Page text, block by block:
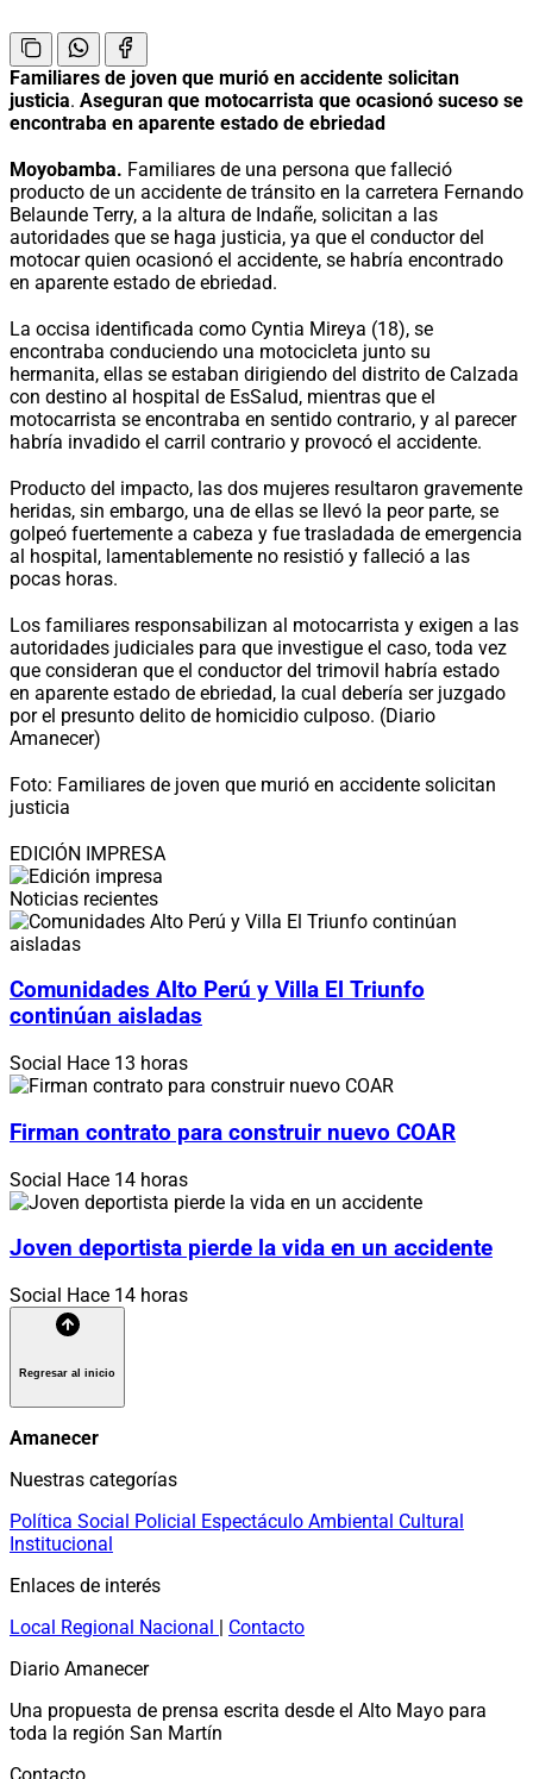
Familiares de joven que murió en accidente solicitan
justicia. Aseguran que motocarrista que ocasionó suceso se
encontraba en aparente estado de ebriedad
Moyobamba. Familiares de una persona que falleció
producto de un accidente de tránsito en la carretera Fernando
Belaunde Terry, a la altura de Indañe, solicitan a las
autoridades que se haga justicia, ya que el conductor del
motocar quien ocasionó el accidente, se habría encontrado
en aparente estado de ebriedad.
La occisa identificada como Cyntia Mireya (18), se
encontraba conduciendo una motocicleta junto su
hermanita, ellas se estaban dirigiendo del distrito de Calzada
con destino al hospital de EsSalud, mientras que el
motocarrista se encontraba en sentido contrario, y al parecer
habría invadido el carril contrario y provocó el accidente.
Producto del impacto, las dos mujeres resultaron gravemente
heridas, sin embargo, una de ellas se llevó la peor parte, se
golpeó fuertemente a cabeza y fue trasladada de emergencia
al hospital, lamentablemente no resistió y falleció a las
pocas horas.
Los familiares responsabilizan al motocarrista y exigen a las
autoridades judiciales para que investigue el caso, toda vez
que consideran que el conductor del trimovil habría estado
en aparente estado de ebriedad, la cual debería ser juzgado
por el presunto delito de homicidio culposo. (Diario
Amanecer)
Foto: Familiares de joven que murió en accidente solicitan
justicia
EDICIÓN IMPRESA
Noticias recientes
Comunidades Alto Perú y Villa El Triunfo
continúan aisladas
Social Hace 13 horas
Firman contrato para construir nuevo COAR
Social Hace 14 horas
Joven deportista pierde la vida en un accidente
Social Hace 14 horas
Regresar al inicio
Amanecer
Nuestras categorías
Política Social Policial Espectáculo Ambiental Cultural
Institucional
Enlaces de interés
Local Regional Nacional | Contacto
Diario Amanecer
Una propuesta de prensa escrita desde el Alto Mayo para
toda la región San Martín
Contacto